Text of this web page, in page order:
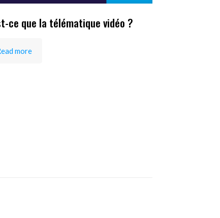
ce que la télématique vidéo ?
more